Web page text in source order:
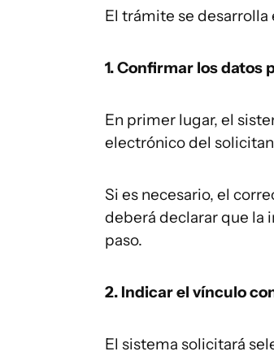
El trámite se desarrolla
1. Confirmar los datos
En primer lugar, el
electrónico del
Si es necesario, el
deberá declarar que la
paso.
2. Indicar el vínculo
El sistema solicitará